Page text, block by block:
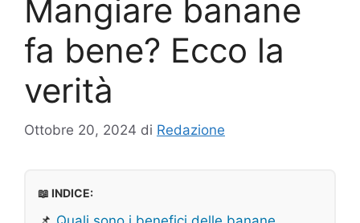
Mangiare banane
fa bene? Ecco la
verità
Ottobre 20, 2024 di Redazione
📖 INDICE: